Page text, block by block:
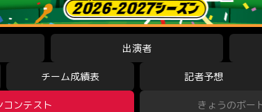
出演者
チーム成績表 記者予想
コンテスト きょうのボー